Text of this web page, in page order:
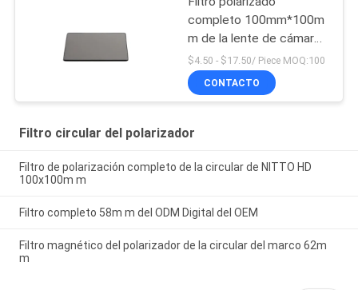
completo 100mm*100m
m de la lente de cámara
de NITTO
$4.50 - $17.50/ Piece MOQ:100
CONTACTO
Filtro circular del polarizador
Filtro de polarización completo de la circular de NITTO HD
100x100m m
Filtro completo 58m m del ODM Digital del OEM
Filtro magnético del polarizador de la circular del marco 62m
m